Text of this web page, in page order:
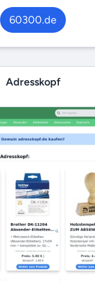
60300.de
Adresskopf